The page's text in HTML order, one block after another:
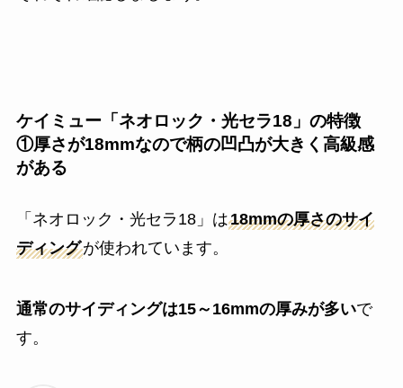
ケイミュー「ネオロック・光セラ18」の特徴
①厚さが18mmなので柄の凹凸が大きく高級感
がある
「ネオロック・光セラ18」は18mmの厚さのサイ
ディングが使われています。
通常のサイディングは15～16mmの厚みが多いで
す。